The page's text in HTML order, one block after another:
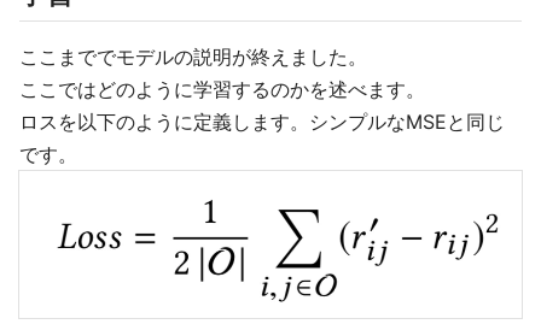
ここまででモデルの説明が終えました。
ここではどのように学習するのかを述べます。
ロスを以下のように定義します。シンプルなMSEと同じ
です。